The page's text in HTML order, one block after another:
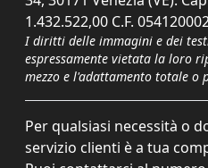
1.432.522,00 C.F.
I diritti delle immagini e dei
espressamente vietata la loro
mezzo e l'adattamento totale o
Per qualsiasi necessità o
servizio clienti è a tua